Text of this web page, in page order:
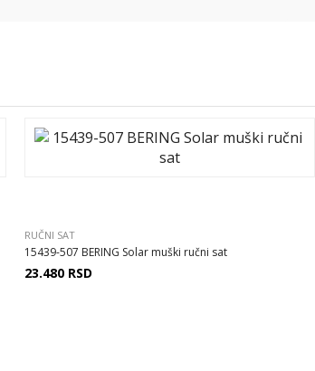
RUČNI SAT
15439-507 BERING Solar muški ručni sat
23.480 RSD